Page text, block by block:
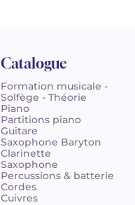
Catalogue
Formation musicale -
Solfège - Théorie
Piano
Partitions piano
Guitare
Saxophone Baryton
Clarinette
Saxophone
Percussions & batterie
Cordes
Cuivres